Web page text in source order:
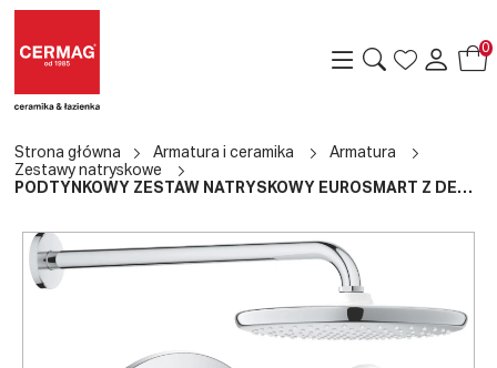
0
Strona główna Armatura i ceramika
Armatura
Zestawy natryskowe
PODTYNKOWY ZESTAW NATRYSKOWY EUROSMART Z DESZCZOWNICĄ 25CM